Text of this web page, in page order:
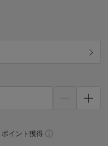
ポイント獲得